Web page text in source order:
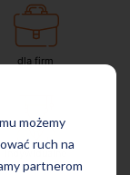
możemy
ruch na
partnerom
dla firm